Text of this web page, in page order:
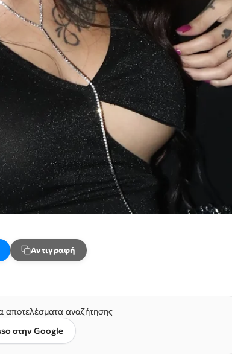
Αντιγραφή
αναζήτησης
στην Google